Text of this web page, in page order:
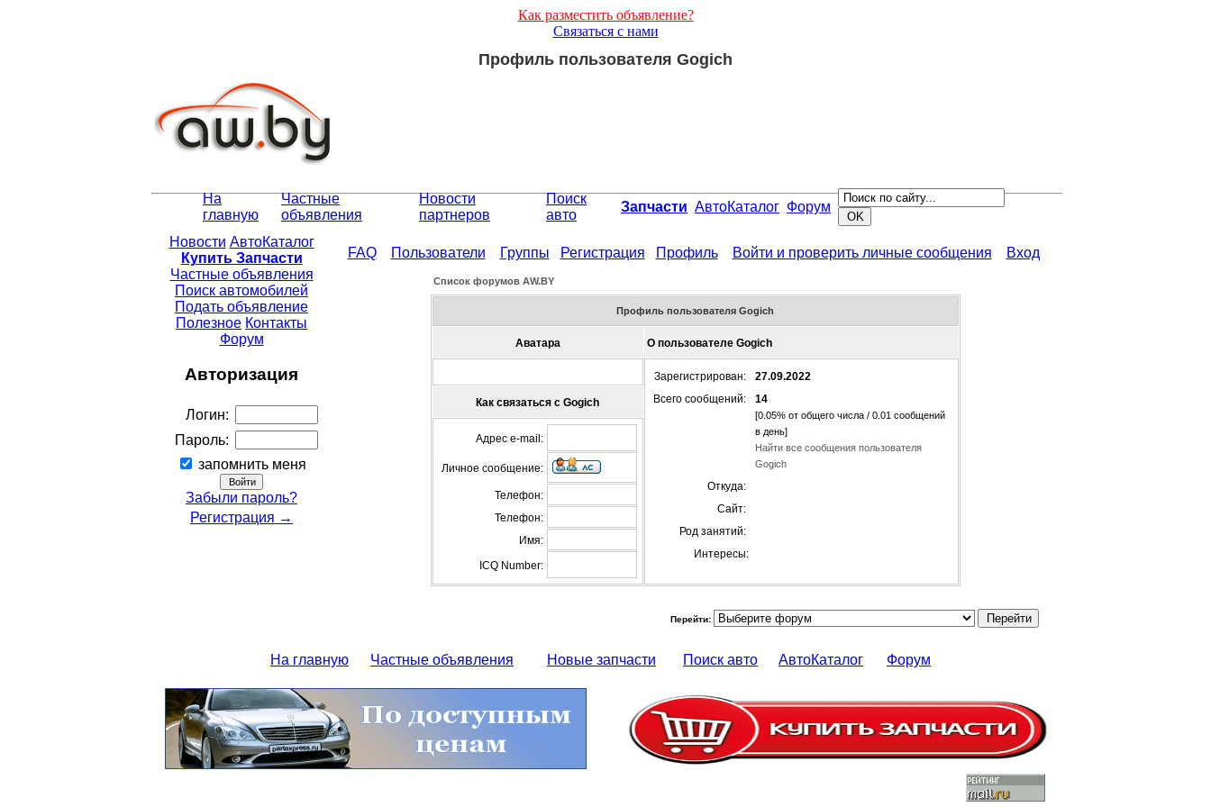
Как разместить объявление?
Связаться с нами
Профиль пользователя Gogich
На
главную
Частные
объявления
Новости
партнеров
Поиск
авто
Запчасти АвтоКаталог Форум
Новости АвтоКаталог
Купить Запчасти
Частные объявления
Поиск автомобилей
Подать объявление
Полезное Контакты
Форум
Авторизация
Логин:
Пароль:
запомнить меня
Забыли пароль?
Регистрация →
FAQ Пользователи Группы Регистрация Профиль Войти и проверить личные сообщения Вход
Список форумов АW.BY
Профиль пользователя Gogich
Аватара О пользователе Gogich
Зарегистрирован:
27.09.2022
Всего сообщений:
14
[0.05% от общего числа / 0.01 сообщений
в день]
Найти все сообщения пользователя
Gogich
Откуда:
Сайт:
Род занятий:
Интересы:
Как связаться с Gogich
Адрес e-mail:
Личное сообщение:
Телефон:
Телефон:
Имя:
ICQ Number:
Перейти:
На главную Частные объявления Новые запчасти Поиск авто АвтоКаталог Форум